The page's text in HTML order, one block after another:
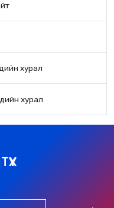
хурал
хурал